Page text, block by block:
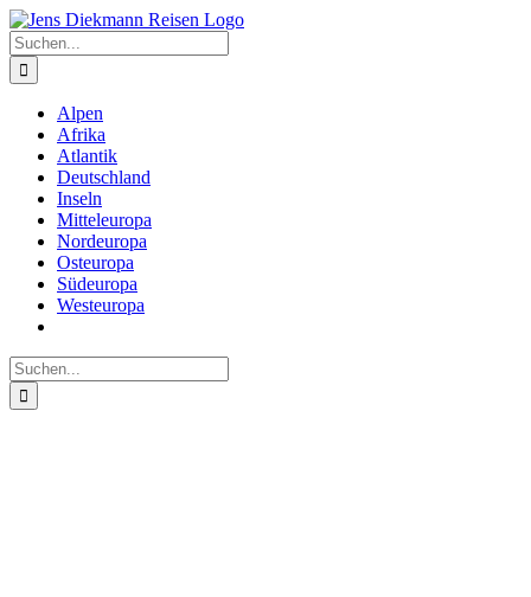
Zum
Inhalt
springen
Suche
nach:
Alpen
Afrika
Atlantik
Deutschland
Inseln
Mitteleuropa
Nordeuropa
Osteuropa
Südeuropa
Westeuropa
Suche
nach: